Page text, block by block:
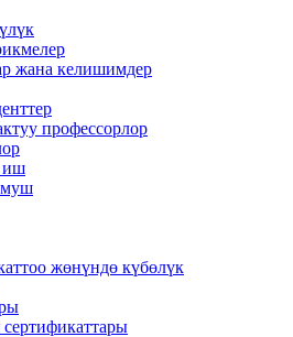
жана келишимдер
профессорлор
иш
жөнүндө күбөлүк